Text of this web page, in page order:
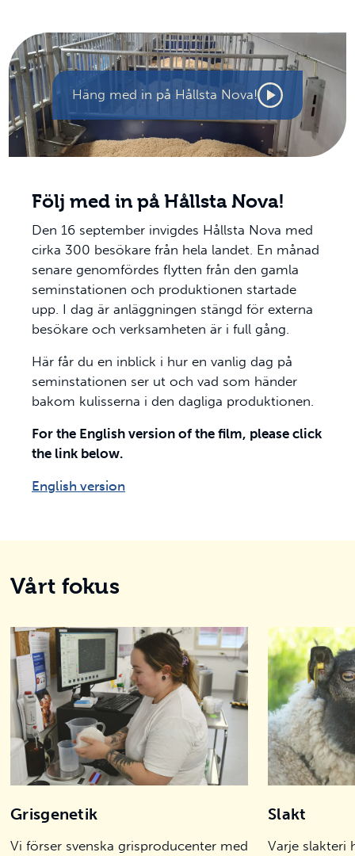
Följ med in på Hållsta Nova!
Den 16 september invigdes Hållsta Nova med
cirka 300 besökare från hela landet. En månad
senare genomfördes flytten från den gamla
seminstationen och produktionen startade
upp. I dag är anläggningen stängd för externa
besökare och verksamheten är i full gång.
Här får du en inblick i hur en vanlig dag på
seminstationen ser ut och vad som händer
bakom kulisserna i den dagliga produktionen.
For the English version of the film, please click
the link below.
English version
Häng med in på Hållsta Nova!
Vårt fokus
Grisgenetik
Vi förser svenska grisproducenter med
Slakt
Varje slakteri